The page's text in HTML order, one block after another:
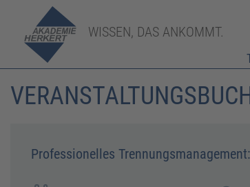
WISSEN, DAS ANKOMMT.
Professionelles